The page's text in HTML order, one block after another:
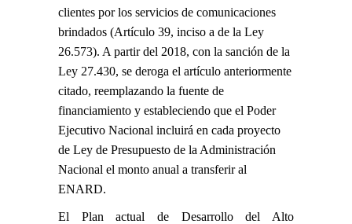
clientes por los servicios de comunicaciones
brindados (Artículo 39, inciso a de la Ley
26.573). A partir del 2018, con la sanción de la
Ley 27.430, se deroga el artículo anteriormente
citado, reemplazando la fuente de
financiamiento y estableciendo que el Poder
Ejecutivo Nacional incluirá en cada proyecto
de Ley de Presupuesto de la Administración
Nacional el monto anual a transferir al
ENARD.
El Plan actual de Desarrollo del Alto